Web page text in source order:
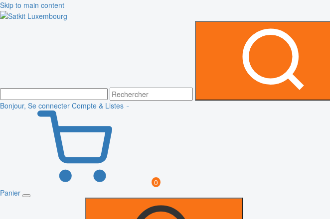
Skip to main content
Bonjour, Se connecter Compte & Listes
0
Panier